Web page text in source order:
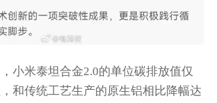
小米泰坦合金2.0的单位碳排放值仅
，和传统工艺生产的原生铝相比降幅达